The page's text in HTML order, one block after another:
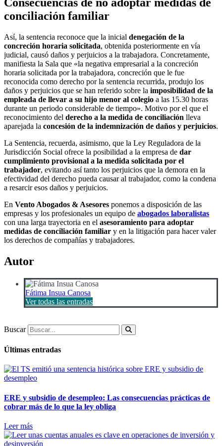
conciliación familiar
Así, la sentencia reconoce que la inicial denegación de la
concreción horaria solicitada, obtenida posteriormente en vía
judicial, causó daños y perjuicios a la trabajadora. Concretamente,
manifiesta la Sala que «la negativa empresarial a la concreción
horaria solicitada por la trabajadora, concreción que le fue
reconocida como derecho por la sentencia recurrida, produjo los
daños y perjuicios que se han referido sobre la imposibilidad de la
empleada de llevar a su hijo menor al colegio a las 15.30 horas
durante un periodo considerable de tiempo». Motivo por el que el
reconocimiento del derecho a la medida de conciliación lleva
aparejada la concesión de la indemnización de daños y perjuicios.
La Sentencia, recuerda, asimismo, que la Ley Reguladora de la
Jurisdicción Social ofrece la posibilidad a la empresa de dar
cumplimiento provisional a la medida solicitada por el
trabajador, evitando así tanto los perjuicios que la demora en la
efectividad del derecho pueda causar al trabajador, como la condena
a resarcir esos daños y perjuicios.
En Vento Abogados & Asesores ponemos a disposición de las
empresas y los profesionales un equipo de abogados laboralistas
con una larga trayectoria en el asesoramiento para adoptar
medidas de conciliación familiar y en la litigación para hacer valer
los derechos de compañías y trabajadores.
Autor
Fátima Insua Canosa
Ver todas las entradas
Buscar
Últimas entradas
ERE y subsidio de desempleo: Las consecuencias prácticas de
cobrar más de lo que la ley obliga
Leer más